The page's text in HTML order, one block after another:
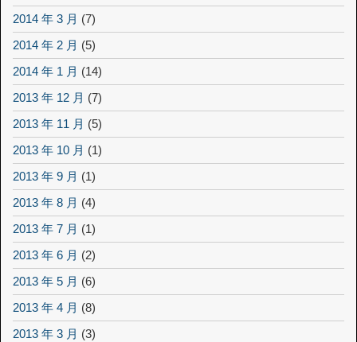
2014 年 3 月 (7)
2014 年 2 月 (5)
2014 年 1 月 (14)
2013 年 12 月 (7)
2013 年 11 月 (5)
2013 年 10 月 (1)
2013 年 9 月 (1)
2013 年 8 月 (4)
2013 年 7 月 (1)
2013 年 6 月 (2)
2013 年 5 月 (6)
2013 年 4 月 (8)
2013 年 3 月 (3)